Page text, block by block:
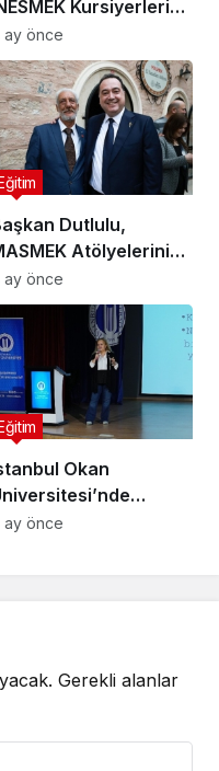
Kursiyerlerine
ay önce
Dutlulu,
Atölyelerini
Etti
ay önce
Okan
Semineri:
ay önce
Gerekli alanlar